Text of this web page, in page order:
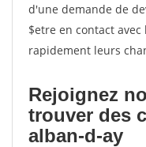
d'une demande de
$etre en contact
rapidement leurs
Rejoignez
trouver des
alban-d-ay